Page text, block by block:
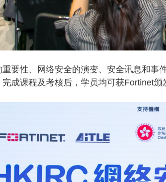
要性、网络安全的演变、安全讯息和
成课程及考核后，学员均可获Fortinet颁